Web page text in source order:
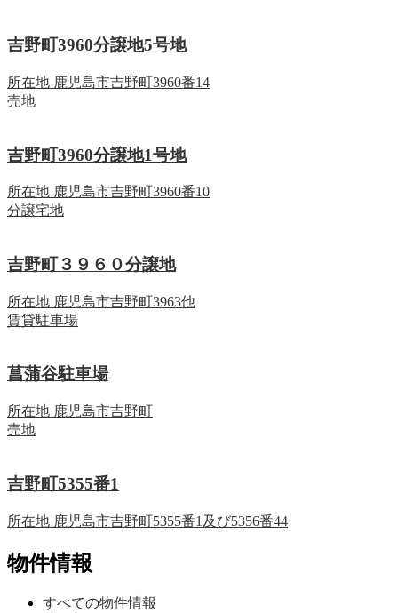
吉野町3960分譲地5号地
所在地 鹿児島市吉野町3960番14
売地
吉野町3960分譲地1号地
所在地 鹿児島市吉野町3960番10
分譲宅地
吉野町３９６０分譲地
所在地 鹿児島市吉野町3963他
賃貸駐車場
菖蒲谷駐車場
所在地 鹿児島市吉野町
売地
吉野町5355番1
所在地 鹿児島市吉野町5355番1及び5356番44
物件情報
すべての物件情報